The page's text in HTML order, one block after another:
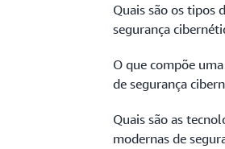
Quais são os tipos
segurança
O que compõe
de segurança
Quais são as
modernas de